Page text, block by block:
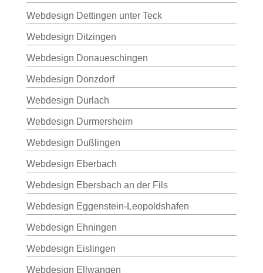
Webdesign Dettingen unter Teck
Webdesign Ditzingen
Webdesign Donaueschingen
Webdesign Donzdorf
Webdesign Durlach
Webdesign Durmersheim
Webdesign Dußlingen
Webdesign Eberbach
Webdesign Ebersbach an der Fils
Webdesign Eggenstein-Leopoldshafen
Webdesign Ehningen
Webdesign Eislingen
Webdesign Ellwangen